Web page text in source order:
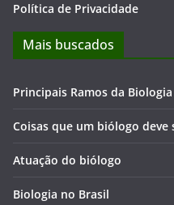
Política de Privacidade
Mais buscados
Principais Ramos da Biologia
Coisas que um biólogo deve
Atuação do biólogo
Biologia no Brasil